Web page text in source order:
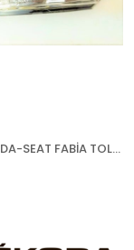
SİNYAL SKODA-SEAT FABİA TOLEDO RAPİD 2015- SAĞ